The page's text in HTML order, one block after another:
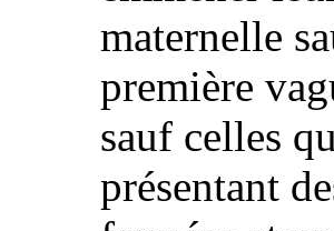
maternelle
première
sauf celles
présentant